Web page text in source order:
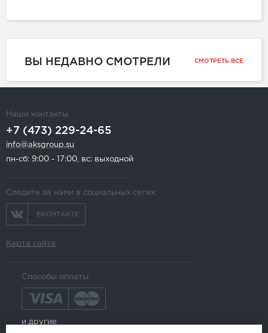
ВЫ НЕДАВНО СМОТРЕЛИ СМОТРЕТЬ ВСЕ
Наши контакты
+7 (473) 229-24-65
info@aksgroup.su
пн-сб: 9:00 - 17:00, вс: выходной
Следите за нами в социальных сетях:
ВКОНТАКТЕ
Карта сайта
Способы оплаты:
и другие